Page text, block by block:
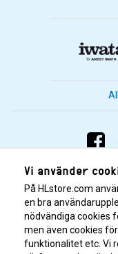
Vi använder
På HLstore.com
en bra
nödvändiga cookies
men även cookies
funktionalitet etc. Vi